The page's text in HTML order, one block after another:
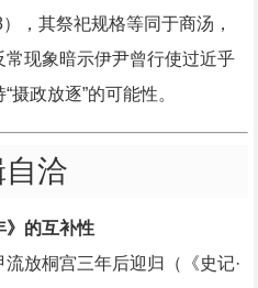
，其祭祀规格等同于商汤，
现象暗示伊尹曾行使过近乎
摄政放逐”的可能性。
洽
》的互补性
放桐宫三年后迎归（《史记·